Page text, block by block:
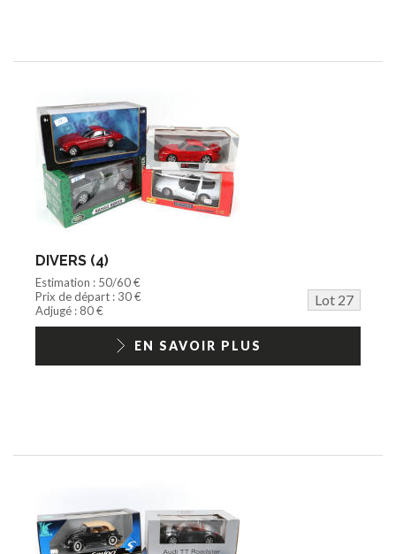
DIVERS (4)
Estimation : 50/60 €
Prix de départ : 30 €
Lot 27
Adjugé : 80 €
EN SAVOIR PLUS